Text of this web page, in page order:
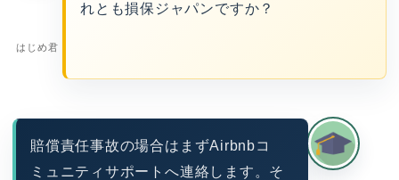
はじめ君
れとも損保ジャパンですか？
賠償責任事故の場合はまずAirbnbコ
ミュニティサポートへ連絡します。そ